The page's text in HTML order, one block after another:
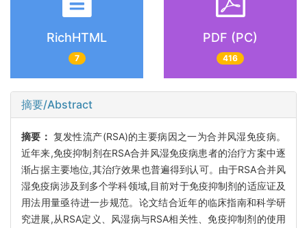
RichHTML
7
PDF (PC)
416
摘要/Abstract
摘要： 复发性流产(RSA)的主要病因之一为合并风湿免疫病。
近年来,免疫抑制剂在RSA合并风湿免疫病患者的治疗方案中逐
渐占据主要地位,其治疗效果也普遍得到认可。由于RSA合并风
湿免疫病涉及到多个学科领域,目前对于免疫抑制剂的适应证及
用法用量亟待进一步规范。论文结合近年的临床指南和科学研
究进展,从RSA定义、风湿病与RSA相关性、免疫抑制剂的使用